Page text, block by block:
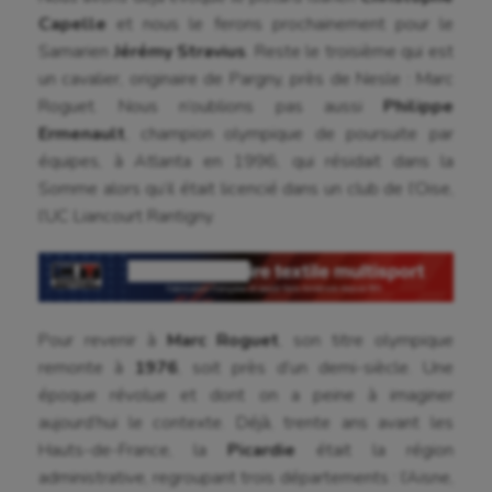
Capelle et nous le ferons prochainement pour le
Samarien Jérémy Stravius . Reste le troisième qui est
un cavalier, originaire de Pargny, près de Nesle : Marc
Roguet. Nous n’oublions pas aussi Philippe
Ermenault , champion olympique de poursuite par
équipes, à Atlanta en 1996, qui résidait dans la
Somme alors qu’il était licencié dans un club de l’Oise,
l’UC Liancourt Rantigny.
Pour revenir à Marc Roguet , son titre olympique
remonte à
1976 , soit près d’un demi-siècle. Une
époque révolue et dont on a peine à imaginer
aujourd’hui le contexte. Déjà, trente ans avant les
Hauts-de-France, la Picardie était la région
administrative, regroupant trois départements : l’Aisne,